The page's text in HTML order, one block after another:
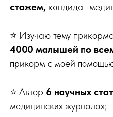
стажем, кандидат
⭐️ Изучаю тему прикорма
4000 малышей по
прикорм с моей
⭐️ Автор 6 научных
медицинских журналах;